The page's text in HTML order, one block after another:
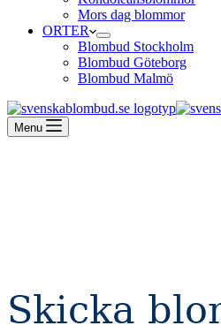
Mors dag blommor
ORTER
Blombud Stockholm
Blombud Göteborg
Blombud Malmö
Menu
Skicka